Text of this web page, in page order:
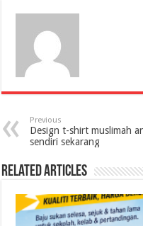
Previous
Design t-shirt muslimah
sendiri sekarang
Related Articles